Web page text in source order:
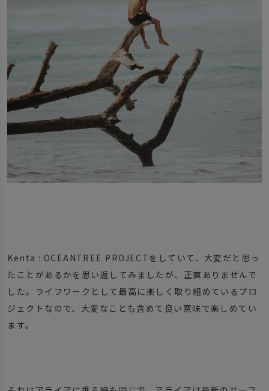
Kenta : OCEANTREE PROJECTをしていて、大変だと思っ
たことがあるかを思い返してみましたが、正直ありませんで
した。ライフワークとして最高に楽しく取り組めているプロ
ジェクトなので、大変なことも含めて良い意味で楽しめてい
ます。